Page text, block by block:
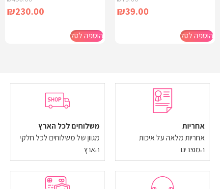
₪39.00
הוספה לסל
₪230.00
הוספה לסל
אחריות
אחריות מלאה על איכות
המוצרים
משלוחים לכל הארץ
מגוון של משלוחים לכל חלקי
הארץ